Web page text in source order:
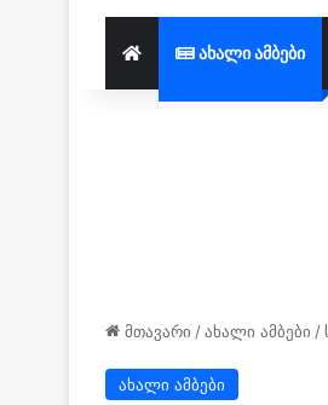
ახალი ამბები
მთავარი /ახალი ამბები /
ახალი ამბები